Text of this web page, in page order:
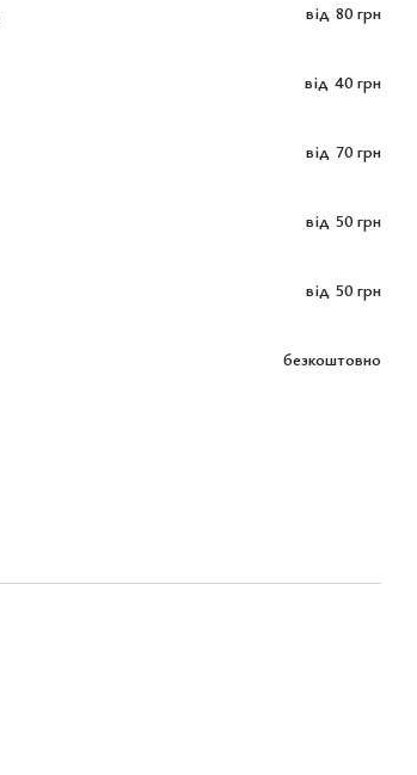
від 80 грн
від 40 грн
від 70 грн
від 50 грн
від 50 грн
безкоштовно